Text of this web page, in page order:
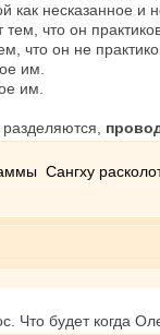
как несказанное и
что он
что он не
им.
им.
Сангху
Что будет когда